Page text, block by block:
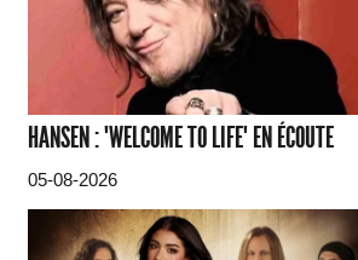
HANSEN : "WELCOME TO LIFE" EN ÉCOUTE
05-08-2026